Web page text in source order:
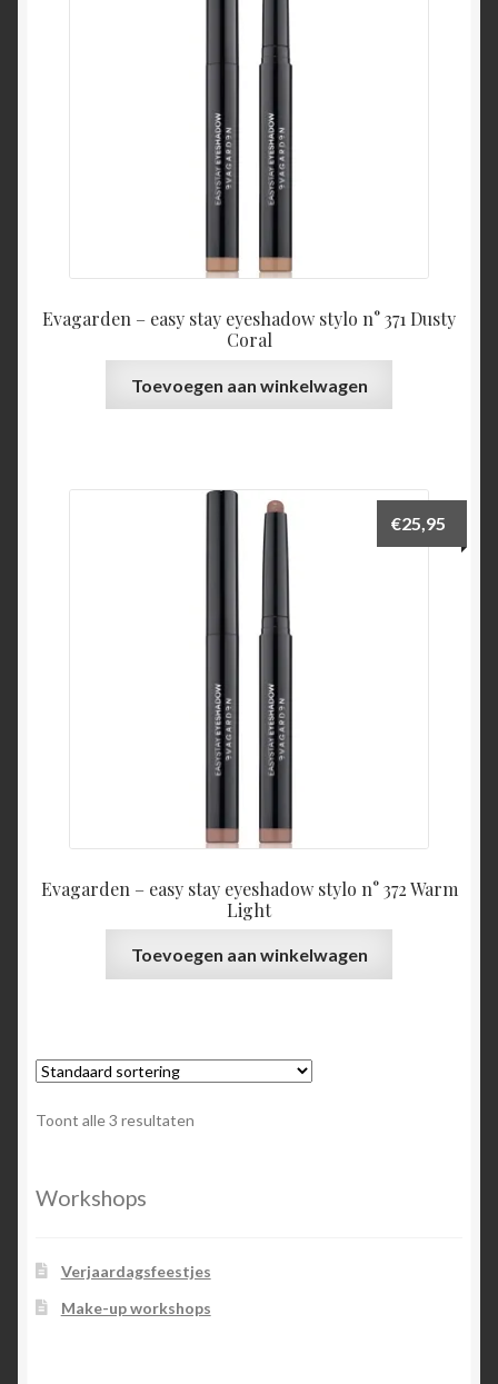
Evagarden – easy stay eyeshadow stylo n° 371 Dusty
Coral
Toevoegen aan winkelwagen
Evagarden – easy stay eyeshadow stylo n° 372 Warm
Light
€25,95
Toevoegen aan winkelwagen
Toont alle 3 resultaten
Workshops
Verjaardagsfeestjes
Make-up workshops